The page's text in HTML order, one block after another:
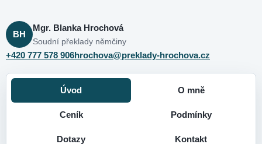
BH
Mgr. Blanka Hrochová
Soudní překlady němčiny
+420 777 578 906hrochova@preklady-hrochova.cz
Úvod O mně
Ceník Podmínky
Dotazy Kontakt